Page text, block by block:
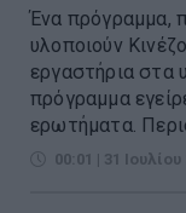
Ένα πρόγραμμα,
υλοποιούν
εργαστήρια στα
πρόγραμμα
ερωτήματα.
00:01 | 31 Ιουλίου